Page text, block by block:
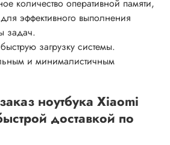
количество оперативной памяти,
для эффективного выполнения
задач.
загрузку системы.
и минималистичным
ноутбука Xiaomi
доставкой по